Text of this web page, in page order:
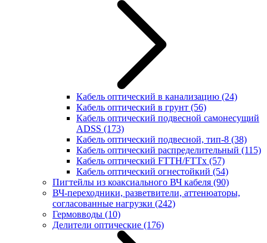
Кабель оптический в канализацию (24)
Кабель оптический в грунт (56)
Кабель оптический подвесной самонесущий
ADSS (173)
Кабель оптический подвесной, тип-8 (38)
Кабель оптический распределительный (115)
Кабель оптический FTTH/FTTx (57)
Кабель оптический огнестойкий (54)
Пигтейлы из коаксиального ВЧ кабеля (90)
ВЧ-переходники, разветвители, аттенюаторы,
согласованные нагрузки (242)
Гермовводы (10)
Делители оптические (176)